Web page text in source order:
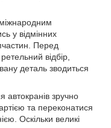
міжнародним
у відмінних
Перед
відбір,
деталь зводиться
автокранів зручно
та переконатися
Оскільки великі